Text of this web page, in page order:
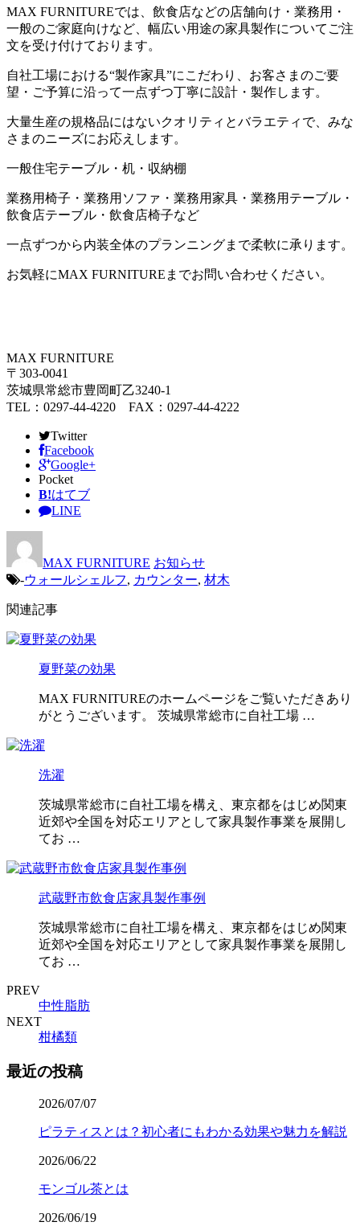
MAX FURNITUREでは、飲食店などの店舗向け・業務用・
一般のご家庭向けなど、幅広い用途の家具製作についてご注
文を受け付けております。
自社工場における“製作家具”にこだわり、お客さまのご要
望・ご予算に沿って一点ずつ丁寧に設計・製作します。
大量生産の規格品にはないクオリティとバラエティで、みな
さまのニーズにお応えします。
一般住宅テーブル・机・収納棚
業務用椅子・業務用ソファ・業務用家具・業務用テーブル・
飲食店テーブル・飲食店椅子など
一点ずつから内装全体のプランニングまで柔軟に承ります。
お気軽にMAX FURNITUREまでお問い合わせください。
MAX FURNITURE
〒303-0041
茨城県常総市豊岡町乙3240-1
TEL：0297-44-4220 FAX：0297-44-4222
Twitter
Facebook
Google+
Pocket
B!はてブ
LINE
MAX FURNITURE お知らせ
-ウォールシェルフ, カウンター, 材木
関連記事
夏野菜の効果
MAX FURNITUREのホームページをご覧いただきあり
がとうございます。 茨城県常総市に自社工場 …
洗濯
茨城県常総市に自社工場を構え、東京都をはじめ関東
近郊や全国を対応エリアとして家具製作事業を展開し
てお …
武蔵野市飲食店家具製作事例
茨城県常総市に自社工場を構え、東京都をはじめ関東
近郊や全国を対応エリアとして家具製作事業を展開し
てお …
PREV
中性脂肪
NEXT
柑橘類
最近の投稿
2026/07/07
ピラティスとは？初心者にもわかる効果や魅力を解説
2026/06/22
モンゴル茶とは
2026/06/19